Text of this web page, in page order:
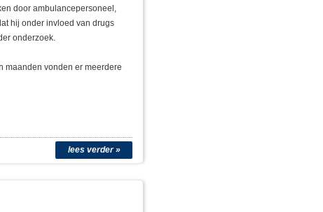
door ambulancepersoneel,
hij onder invloed van drugs
onderzoek.
maanden vonden er meerdere
lees verder »